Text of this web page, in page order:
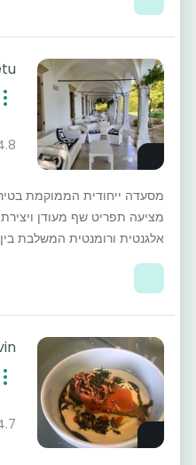
מציעה תפריט שף מעודן
אלגנטית ורומנטית המשלבת